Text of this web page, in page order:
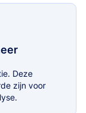
Deze
zijn voor